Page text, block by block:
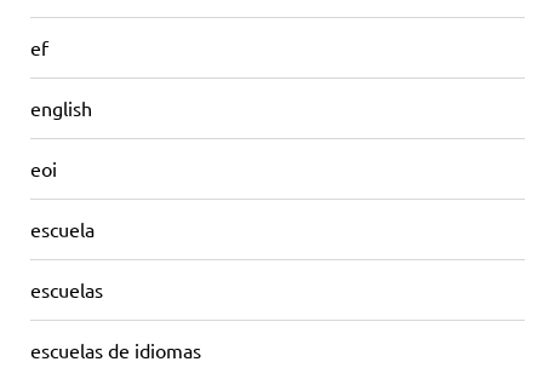
ef
english
eoi
escuela
escuelas
escuelas de idiomas